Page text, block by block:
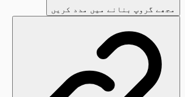
مجھے گروپ بنانے میں مدد کریں